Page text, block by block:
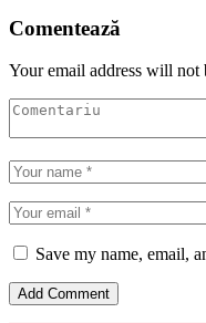
Comentează
Your email address will not
Save my name, email,